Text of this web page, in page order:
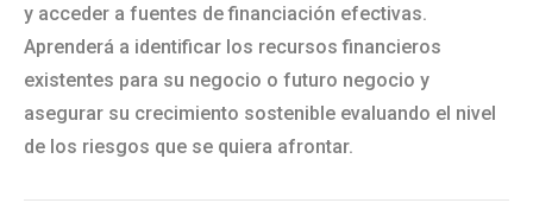
y acceder a fuentes de financiación efectivas.
Aprenderá a identificar los recursos financieros
existentes para su negocio o futuro negocio y
asegurar su crecimiento sostenible evaluando el nivel
de los riesgos que se quiera afrontar.